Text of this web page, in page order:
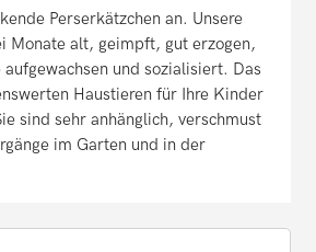
Perserkätzchen an. Unsere
Monate alt, geimpft, gut erzogen,
und sozialisiert. Das
Haustieren für Ihre Kinder
sind sehr anhänglich, verschmust
im Garten und in der